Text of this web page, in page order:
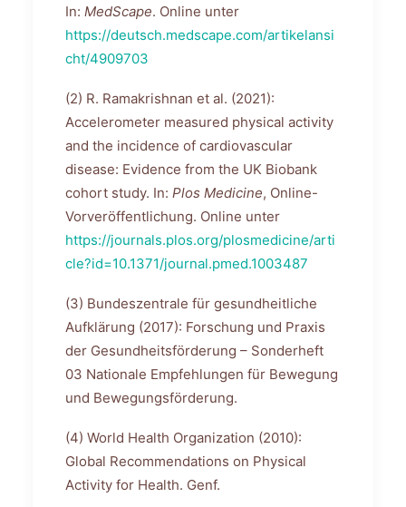
In: MedScape. Online unter
https://deutsch.medscape.com/artikelansi
cht/4909703
(2) R. Ramakrishnan et al. (2021):
Accelerometer measured physical activity
and the incidence of cardiovascular
disease: Evidence from the UK Biobank
cohort study. In: Plos Medicine, Online-
Vorveröffentlichung. Online unter
https://journals.plos.org/plosmedicine/arti
cle?id=10.1371/journal.pmed.1003487
(3) Bundeszentrale für gesundheitliche
Aufklärung (2017): Forschung und Praxis
der Gesundheitsförderung – Sonderheft
03 Nationale Empfehlungen für Bewegung
und Bewegungsförderung.
(4) World Health Organization (2010):
Global Recommendations on Physical
Activity for Health. Genf.